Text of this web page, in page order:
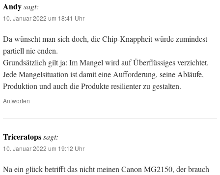
Andysagt:
10. Januar 2022 um 18:41 Uhr
Da wünscht man sich doch, die Chip-Knappheit würde zumindest
partiell nie enden.
Grundsätzlich gilt ja: Im Mangel wird auf Überflüssiges verzichtet.
Jede Mangelsituation ist damit eine Aufforderung, seine Abläufe,
Produktion und auch die Produkte resilienter zu gestalten.
Antworten
Triceratopssagt:
10. Januar 2022 um 19:12 Uhr
Na ein glück betrifft das nicht meinen Canon MG2150, der brauch